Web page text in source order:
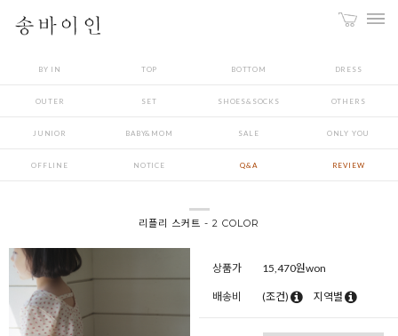
BY IN TOP BOTTOM DRESS
OUTER SET SHOES&SOCKS OTHERS
JUNIOR BABY&MOM SALE ONLY YOU
OFFLINE NOTICE Q&A REVIEW
리플리 스커트 - 2 COLOR
상품가 15,470원won
배송비 (조건) 지역별